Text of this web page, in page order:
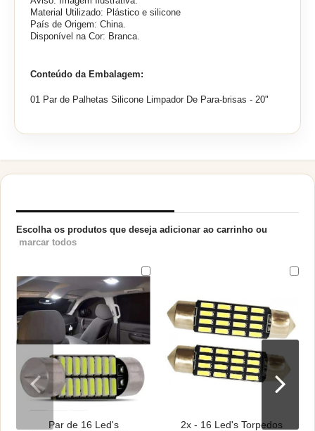
Material Utilizado: Plástico e silicone
País de Origem: China.
Disponível na Cor: Branca.
Conteúdo da Embalagem:
01 Par de Palhetas Silicone Limpador De Para-brisas - 20"
Escolha os produtos que deseja adicionar ao carrinho ou
marcar todos
Par de 16 Led's
2x - 16 Led's Torpedos